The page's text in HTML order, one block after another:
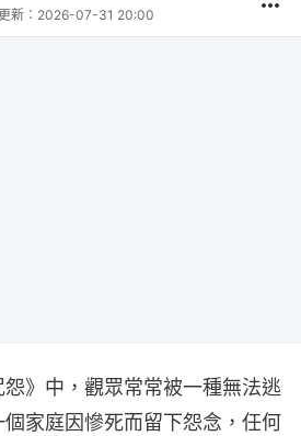
新： 2026-07-31 20:00
》中，觀眾常常被一種無法逃
家庭因慘死而留下怨念，任何